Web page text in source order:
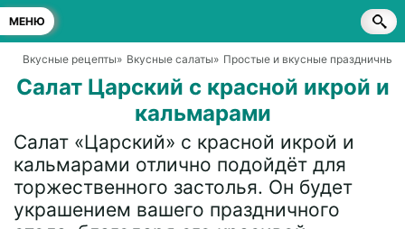
МЕНЮ
Вкусные рецепты» Вкусные салаты» Простые и вкусные праздничные
Салат Царский с красной икрой и
кальмарами
Салат «Царский» с красной икрой и
кальмарами отлично подойдёт для
торжественного застолья. Он будет
украшением вашего праздничного